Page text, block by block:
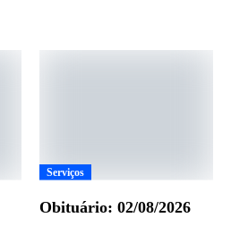
Serviços
Obituário: 02/08/2026